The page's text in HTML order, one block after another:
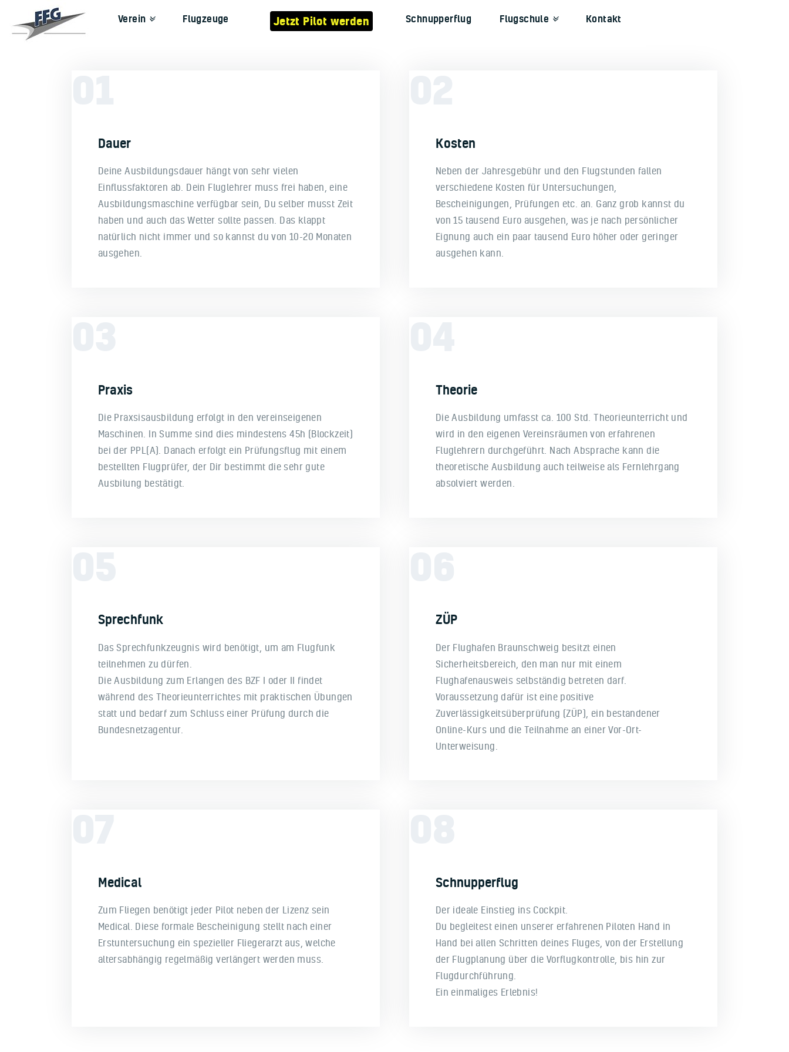
Verein Flugzeuge Jetzt Pilot werden Schnupperflug Flugschule Kontakt
Verein
Dauer
Deine Ausbildungsdauer hängt von sehr vielen
Einflussfaktoren ab. Dein Fluglehrer muss frei haben, eine
Ausbildungsmaschine verfügbar sein, Du selber musst Zeit
haben und auch das Wetter sollte passen. Das klappt
natürlich nicht immer und so kannst du von 10-20 Monaten
ausgehen.
Kosten
Neben der Jahresgebühr und den Flugstunden fallen
verschiedene Kosten für Untersuchungen,
Bescheinigungen, Prüfungen etc. an. Ganz grob kannst du
von 15 tausend Euro ausgehen, was je nach persönlicher
Eignung auch ein paar tausend Euro höher oder geringer
ausgehen kann.
Praxis
Die Praxsisausbildung erfolgt in den vereinseigenen
Maschinen. In Summe sind dies mindestens 45h (Blockzeit)
bei der PPL(A). Danach erfolgt ein Prüfungsflug mit einem
bestellten Flugprüfer, der Dir bestimmt die sehr gute
Ausbilung bestätigt.
Theorie
Die Ausbildung umfasst ca. 100 Std. Theorieunterricht und
wird in den eigenen Vereinsräumen von erfahrenen
Fluglehrern durchgeführt. Nach Absprache kann die
theoretische Ausbildung auch teilweise als Fernlehrgang
absolviert werden.
Sprechfunk
Das Sprechfunkzeugnis wird benötigt, um am Flugfunk
teilnehmen zu dürfen.
Die Ausbildung zum Erlangen des BZF I oder II findet
während des Theorieunterrichtes mit praktischen Übungen
statt und bedarf zum Schluss einer Prüfung durch die
Bundesnetzagentur.
ZÜP
Der Flughafen Braunschweig besitzt einen
Sicherheitsbereich, den man nur mit einem
Flughafenausweis selbständig betreten darf.
Voraussetzung dafür ist eine positive
Zuverlässigkeitsüberprüfung (ZÜP), ein bestandener
Online-Kurs und die Teilnahme an einer Vor-Ort-
Unterweisung.
Medical
Zum Fliegen benötigt jeder Pilot neben der Lizenz sein
Medical. Diese formale Bescheinigung stellt nach einer
Erstuntersuchung ein spezieller Fliegerarzt aus, welche
altersabhängig regelmäßig verlängert werden muss.
Schnupperflug
Der ideale Einstieg ins Cockpit.
Du begleitest einen unserer erfahrenen Piloten Hand in
Hand bei allen Schritten deines Fluges, von der Erstellung
der Flugplanung über die Vorflugkontrolle, bis hin zur
Flugdurchführung.
Ein einmaliges Erlebnis!